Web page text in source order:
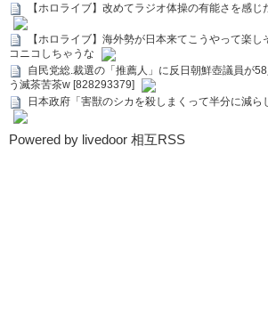
【ホロライブ】改めてラジオ体操の有能さを感じ
【ホロライブ】海外勢が日本来てこうやって楽
コニコしちゃうな
自民党総.裁選の「推薦人」に反日朝鮮壺議員が
う滅茶苦茶w [828293379]
日本政府「害獣のシカを殺しまくって半分に減
Powered by livedoor 相互RSS